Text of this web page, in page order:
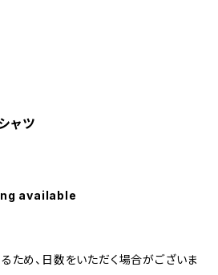
ャツ
available
ため、日数をいただく場合がございま